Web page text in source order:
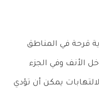
قرحة في المناطق
الأنف وفي الجزء
يمكن أن تؤدي